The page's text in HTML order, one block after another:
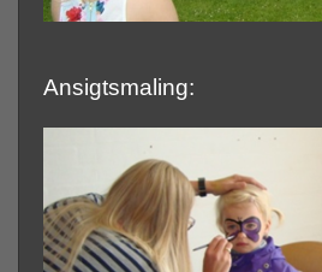
Ansigtsmaling: